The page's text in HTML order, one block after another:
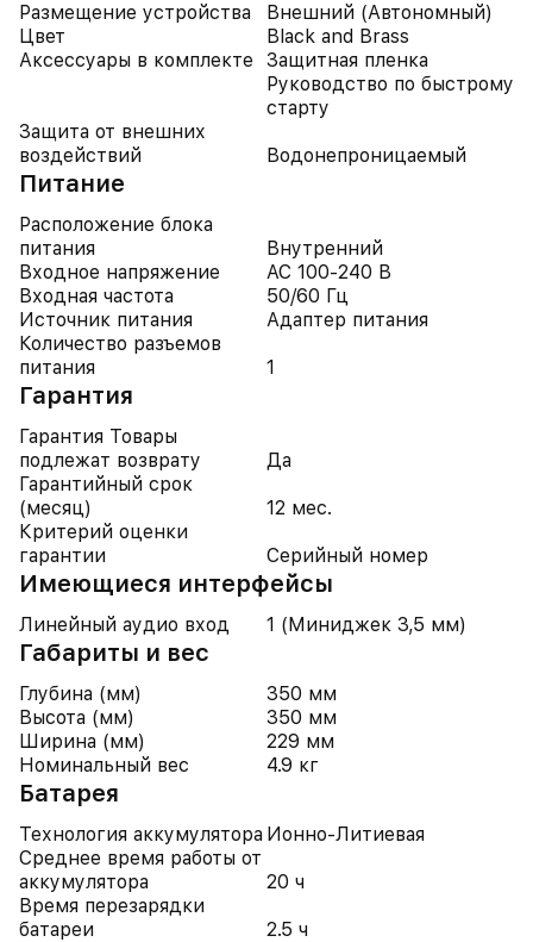
Размещение устройства
Внешний (Автономный)
Цвет
Black and Brass
Аксессуары в комплекте
Защитная пленка
Руководство по быстрому
старту
Защита от внешних
воздействий
Водонепроницаемый
Питание
Расположение блока
питания
Внутренний
Входное напряжение
AC 100-240 В
Входная частота
50/60 Гц
Источник питания
Адаптер питания
Количество разъемов
питания
1
Гарантия
Гарантия Товары
подлежат возврату
Да
Гарантийный срок
(месяц)
12 мес.
Критерий оценки
гарантии
Серийный номер
Имеющиеся интерфейсы
Линейный аудио вход 1 (Миниджек 3,5 мм)
Габариты и вес
Глубина (мм)
350 мм
Высота (мм)
350 мм
Ширина (мм)
229 мм
Номинальный вес
4.9 кг
Батарея
Технология аккумулятора Ионно-Литиевая
Среднее время работы от
аккумулятора
20 ч
Время перезарядки
батареи
2.5 ч